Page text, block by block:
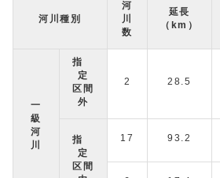
河川種別
河
川
数
延長
（km）
一
級
河
川
指
定
区間
外
2 28.5
指
定
区間
17 93.2